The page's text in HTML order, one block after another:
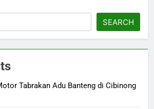
SEARCH
Tabrakan Adu Banteng di Cibinong